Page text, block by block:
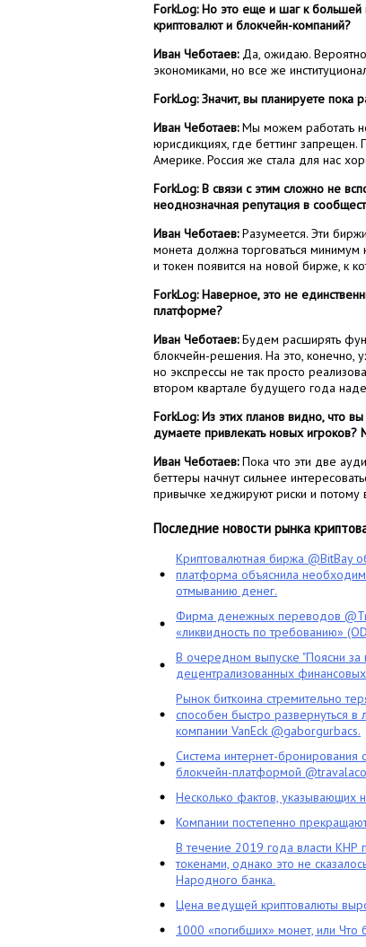
ForkLog: Но это еще и шаг к большей
криптовалют и блокчейн-компаний?
Иван Чеботаев:Да, ожидаю. Вероятно,
экономиками, но все же
ForkLog: Значит, вы планируете пока
Иван Чеботаев:Мы можем работать
юрисдикциях, где беттинг
Америке. Россия же стала для нас
ForkLog: В связи с этим сложно не
неоднозначная репутация в
Иван Чеботаев:Разумеется. Эти
монета должна торговаться
и токен появится на новой бирже, к
ForkLog: Наверное, это не
платформе?
Иван Чеботаев:Будем расширять
блокчейн-решения. На это, конечно,
но экспрессы не так просто
втором квартале будущего года
ForkLog: Из этих планов видно, что
думаете привлекать новых игроков?
Иван Чеботаев:Пока что эти две
беттеры начнут сильнее
привычке хеджируют риски и
Последние новости рынка
Криптовалютная биржа @BitBay
платформа объяснила
отмыванию денег.
Фирма денежных переводов
«ликвидность по требованию»
В очередном выпуске "Поясни за
децентрализованных
Рынок биткоина стремительно
способен быстро развернуться
компании VanEck @gaborgurbacs.
Система интернет-бронирования
блокчейн-платформой
Несколько фактов, указывающих
Компании постепенно
В течение 2019 года власти КНР
токенами, однако это не
Народного банка.
Цена ведущей криптовалюты
1000 «погибших» монет, или Что